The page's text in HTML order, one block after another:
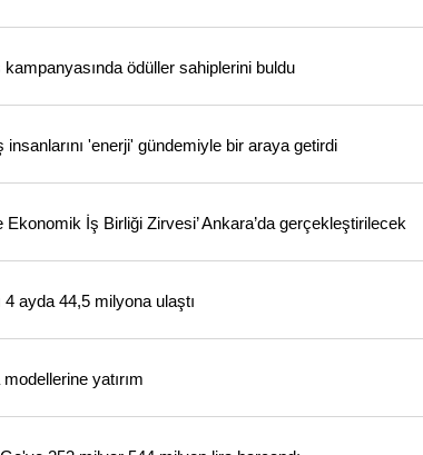
ödüller sahiplerini buldu
'enerji' gündemiyle bir araya getirdi
Ekonomik İş Birliği Zirvesi’ Ankara’da gerçekleştirilecek
ayda 44,5 milyona ulaştı
yatırım